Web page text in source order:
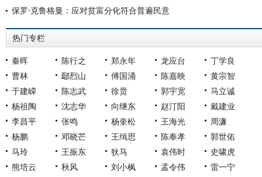
保罗·克鲁格曼：应对贫富分化符合普遍民意
热门专栏
秦晖 陈行之 郑永年 龙应台
丁学良
曹林
鄢烈山 傅国涌 陈嘉映
黄宗智
于建嵘
陈志武 徐贲 郭宇宽
马立诚
杨祖陶
沈志华 向继东 赵汀阳
戴建业
李昌平
张鸣 杨奎松 王海光
周濂
杨鹏
邓晓芒 王缉思 陈奉孝
郭世佑
马玲
王振东 狄马 袁伟时
史啸虎
熊培云
秋风 刘小枫 孟令伟
雷一宁